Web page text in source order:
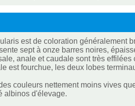
est de coloration généralement
sept à onze barres noires,
anale et caudale sont très effilées
est fourchue, les deux lobes
couleurs nettement moins vives
albinos d'élevage.